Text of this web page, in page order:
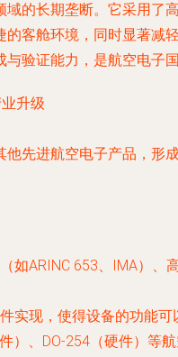
的长期垄断。它采用了
客舱环境，同时显著
验证能力，是航空电子
升级
先进航空电子产品，
如ARINC 653、IMA）
实现，使得设备的功能
）、DO-254（硬件）